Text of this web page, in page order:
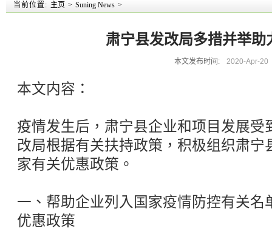
当前位置: 主页 > Suning News >
肃宁县发改局多措并举助
本文发布时间: 2020-Apr-20
本文内容：
疫情发生后，肃宁县企业和项目发展受
改局根据有关扶持政策，积极组织肃宁
家有关优惠政策。
一、帮助企业列入国家疫情防控有关名
优惠政策